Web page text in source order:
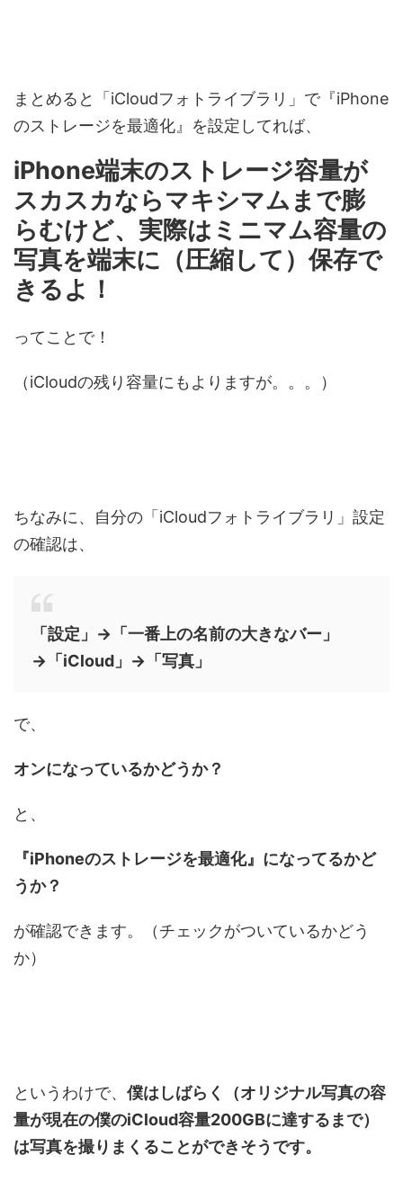
まとめると「iCloudフォトライブラリ」で『iPhone
のストレージを最適化』を設定してれば、
iPhone端末のストレージ容量が
スカスカならマキシマムまで膨
らむけど、実際はミニマム容量の
写真を端末に（圧縮して）保存で
きるよ！
ってことで！
（iCloudの残り容量にもよりますが。。。）
ちなみに、自分の「iCloudフォトライブラリ」設定
の確認は、
「設定」→「一番上の名前の大きなバー」
→「iCloud」→「写真」
で、
オンになっているかどうか？
と、
『iPhoneのストレージを最適化』になってるかど
うか？
が確認できます。（チェックがついているかどう
か）
というわけで、 僕はしばらく（オリジナル写真の容
量が現在の僕のiCloud容量200GBに達するまで）
は写真を撮りまくることができそうです。